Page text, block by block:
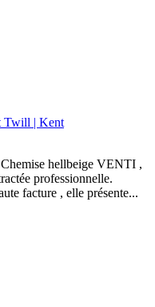
Twill | Kent
hellbeige VENTI ,
professionnelle.
facture , elle présente...